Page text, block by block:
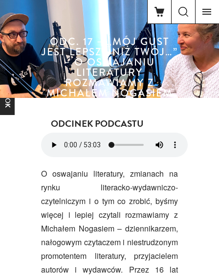
ODC. 17 – „MÓJ GUST
JEST LEPSZY NIŻ TWÓJ…”
– O OSWAJANIU
LITERATURY
ROZMAWIAMY Z
MICHAŁEM NOGASIEM
FACEBOOK
ODCINEK PODCASTU
O oswajaniu literatury, zmianach na
rynku literacko-wydawniczo-
czytelniczym i o tym co zrobić, byśmy
więcej i lepiej czytali rozmawiamy z
Michałem Nogasiem – dziennikarzem,
nałogowym czytaczem i niestrudzonym
promotentem literatury, przyjacielem
autorów i wydawców. Przez 16 lat